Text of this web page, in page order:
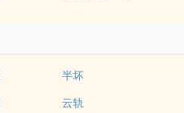
半坏
云轨